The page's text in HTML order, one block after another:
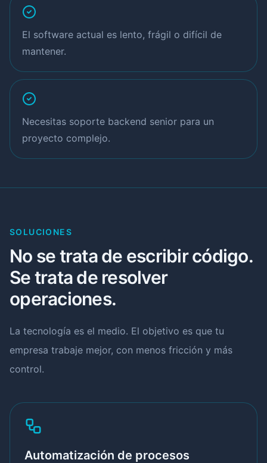
El software actual es lento, frágil o difícil de
mantener.
Necesitas soporte backend senior para un
proyecto complejo.
SOLUCIONES
No se trata de escribir código.
Se trata de resolver
operaciones.
La tecnología es el medio. El objetivo es que tu
empresa trabaje mejor, con menos fricción y más
control.
Automatización de procesos